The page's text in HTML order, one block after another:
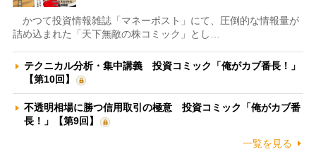
かつて投資情報雑誌「マネーポスト」にて、圧倒的な情報量が
詰め込まれた「天下無敵の株コミック」とし…
テクニカル分析・集中講義 投資コミック「俺がカブ番長！」
【第10回】
不透明相場に勝つ信用取引の極意 投資コミック「俺がカブ番
長！」【第9回】
一覧を見る